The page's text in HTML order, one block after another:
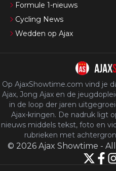
Formule 1-nieuws
Cycling News
Wedden op Ajax
Op AjaxShowtime.com vind je
Ajax, Jong Ajax en de
in de loop der jaren
Ajax-kringen. De nadruk ligt
nieuws middels tekst, foto en
rubrieken met
© 2026 Ajax Showtime -